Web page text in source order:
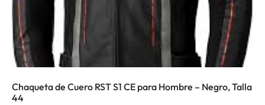
Chaqueta de Cuero RST S1 CE para Hombre – Negro, Talla
44